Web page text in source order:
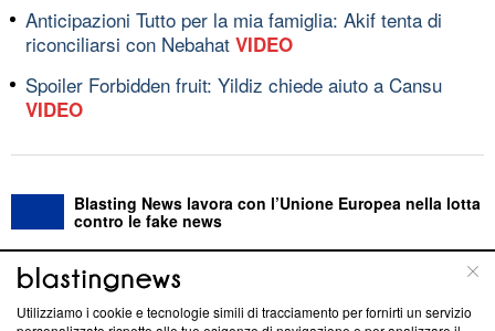
Anticipazioni Tutto per la mia famiglia: Akif tenta di
riconciliarsi con Nebahat VIDEO
Spoiler Forbidden fruit: Yildiz chiede aiuto a Cansu
VIDEO
Blasting News lavora con l’Unione Europea nella lotta
contro le fake news
ABOUT LINEA EDITORIALE
Utilizziamo i cookie e tecnologie simili di tracciamento per fornirti un servizio